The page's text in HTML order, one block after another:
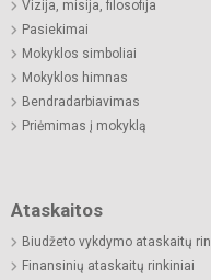
Vizija, misija, filosofija
Pasiekimai
Mokyklos simboliai
Mokyklos himnas
Bendradarbiavimas
Priėmimas į mokyklą
Ataskaitos
Biudžeto vykdymo ataskaitų
Finansinių ataskaitų rinkiniai